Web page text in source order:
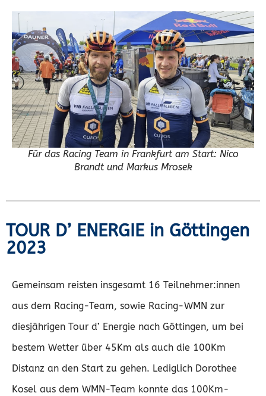
Für das Racing Team in Frankfurt am Start: Nico
Brandt und Markus Mrosek
TOUR D’ ENERGIE in Göttingen
2023
Gemeinsam reisten insgesamt 16 Teilnehmer:innen
aus dem Racing-Team, sowie Racing-WMN zur
diesjährigen Tour d’ Energie nach Göttingen, um bei
bestem Wetter über 45Km als auch die 100Km
Distanz an den Start zu gehen. Lediglich Dorothee
Kosel aus dem WMN-Team konnte das 100Km-